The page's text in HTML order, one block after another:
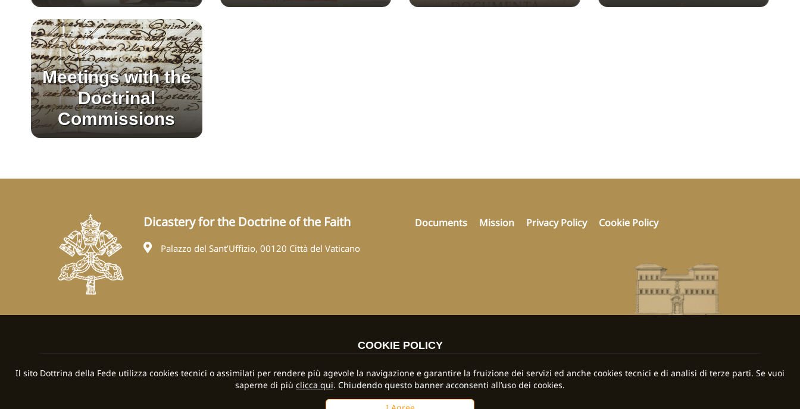
Meetings with the
Doctrinal
Commissions
Dicastery for the Doctrine of the Faith
Palazzo del Sant’Uffizio, 00120 Città del Vaticano
Documents Mission Privacy Policy Cookie Policy
©2024 2026 Dicastery for the Doctrine of the Faith
COOKIE POLICY
Il sito Dottrina della Fede utilizza cookies tecnici o assimilati per rendere più agevole la navigazione e garantire la fruizione dei servizi ed anche cookies tecnici e di analisi di terze parti. Se vuoi
saperne di più clicca qui. Chiudendo questo banner acconsenti all’uso dei cookies.